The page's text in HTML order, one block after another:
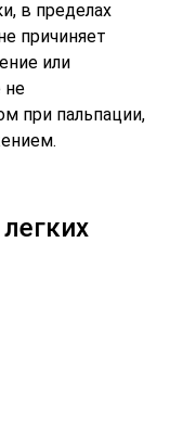
в пределах
причиняет
или
не
при пальпации,